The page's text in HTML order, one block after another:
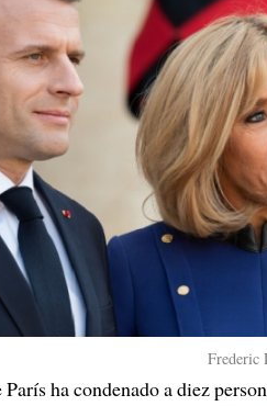
Frederic
ha condenado a diez